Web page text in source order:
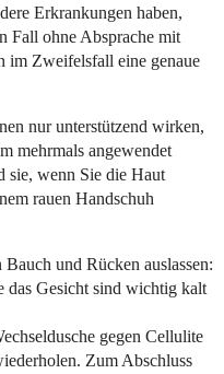
Erkrankungen haben,
Fall ohne Absprache mit
im Zweifelsfall eine genaue
nur unterstützend wirken,
mehrmals angewendet
sie, wenn Sie die Haut
rauen Handschuh
und Rücken auslassen:
das Gesicht sind wichtig kalt
gegen Cellulite
Zum Abschluss